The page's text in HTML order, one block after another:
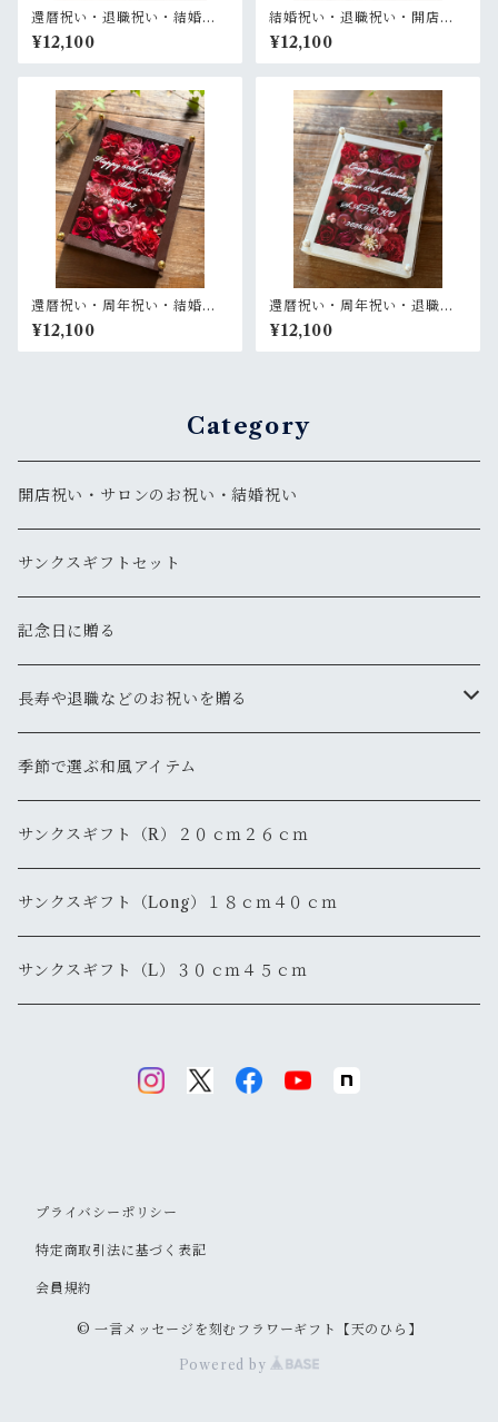
還暦祝い・退職祝い・結婚式
両親贈呈品【名入れ】プリザ
ーブドフラワーアレンジ 和風
白木枠ロング〈竹 青紫 〉名入
式両親贈呈品に
¥12,100
結婚祝い・退職祝い・開店祝
い【名入れ】プリザーブドフ
ラワーアレンジ ウッドフレー
ム 白木枠〈ブルー〉
¥12,100
還暦祝い・周年祝い・結婚記
念日祝い・退職祝い【名入
れ】プリザーブドフラワーア
レンジ ウッドフレーム 茶木枠
¥12,100
還暦祝い・周年祝い・退職祝
い・母の日ギフト【名入れ】
プリザーブドフラワーアレン
ジ ウッドフレーム 白木枠〈レ
¥12,100
Category
開店祝い・サロンのお祝い・結婚祝い
サンクスギフトセット
記念日に贈る
長寿や退職などのお祝いを贈る
還暦
退職・退官
季節で選ぶ和風アイテム
サンクスギフト（R）２０ｃｍ２６ｃｍ
サンクスギフト（Long）１８ｃｍ４０ｃｍ
サンクスギフト（L）３０ｃｍ４５ｃｍ
プライバシーポリシー
特定商取引法に基づく表記
会員規約
© 一言メッセージを刻むフラワーギフト【天のひら】
Powered by